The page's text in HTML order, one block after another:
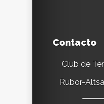
Contacto
Club de
Rubor-